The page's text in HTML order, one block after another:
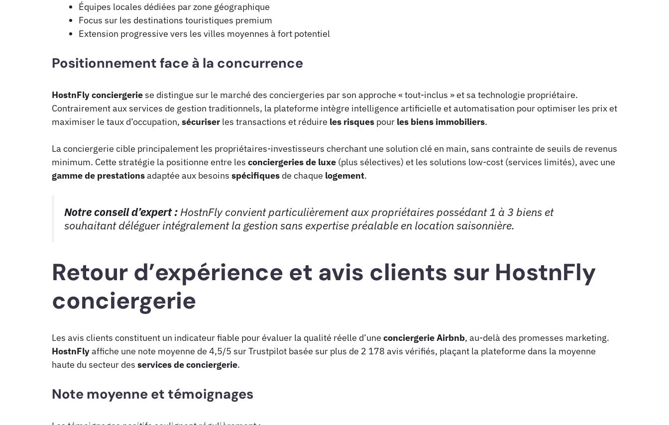
Équipes locales dédiées par zone géographique
Focus sur les destinations touristiques premium
Extension progressive vers les villes moyennes à fort potentiel
Positionnement face à la concurrence
HostnFly conciergeriese distingue sur le marché des conciergeries par son approche « tout-inclus » et sa technologie propriétaire.
Contrairement aux services de gestion traditionnels, la plateforme intègre intelligence artificielle et automatisation pour optimiser les prix et
maximiser le taux d’occupation, sécuriser les transactions et réduire les risques pour les biens immobiliers.
La conciergerie cible principalement les propriétaires-investisseurs cherchant une solution clé en main, sans contrainte de seuils de revenus
minimum. Cette stratégie la positionne entre les conciergeries de luxe (plus sélectives) et les solutions low-cost (services limités), avec une
gamme de prestationsadaptée aux besoins spécifiques de chaque logement.
Notre conseil d’expert : HostnFly convient particulièrement aux propriétaires possédant 1 à 3 biens et
souhaitant déléguer intégralement la gestion sans expertise préalable en location saisonnière.
Retour d’expérience et avis clients sur HostnFly
conciergerie
Les avis clients constituent un indicateur fiable pour évaluer la qualité réelle d’une conciergerie Airbnb, au-delà des promesses marketing.
HostnFlyaffiche une note moyenne de 4,5/5 sur Trustpilot basée sur plus de 2 178 avis vérifiés, plaçant la plateforme dans la moyenne
haute du secteur des services de conciergerie.
Note moyenne et témoignages